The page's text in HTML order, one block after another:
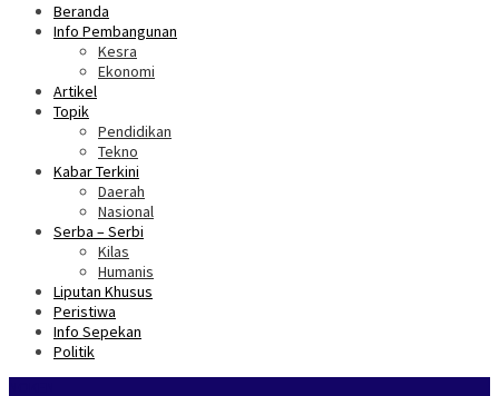
Beranda
Info Pembangunan
Kesra
Ekonomi
Artikel
Topik
Pendidikan
Tekno
Kabar Terkini
Daerah
Nasional
Serba – Serbi
Kilas
Humanis
Liputan Khusus
Peristiwa
Info Sepekan
Politik